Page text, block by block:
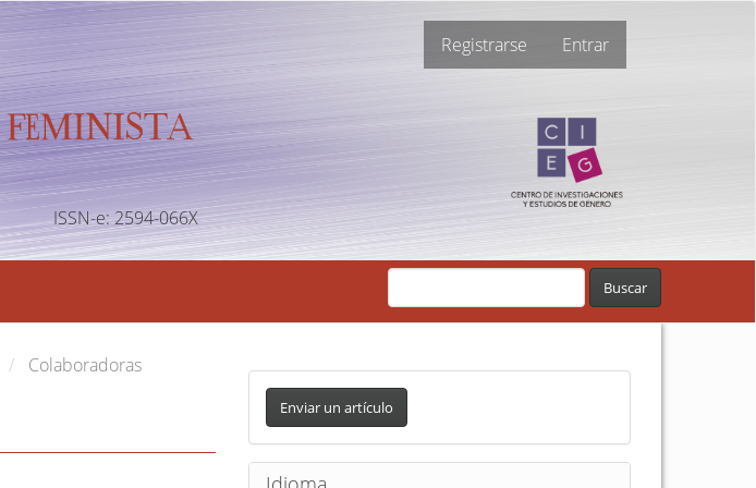
Registrarse Entrar
ISSN-e: 2594-066X
Buscar
Colaboradoras
E
v
i
Enviar un artículo